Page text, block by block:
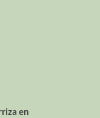
en